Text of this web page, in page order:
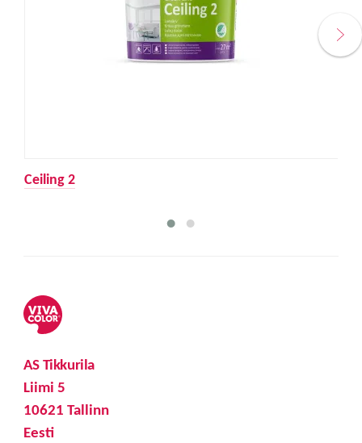
Ceiling 2
AS Tikkurila
Liimi 5
10621 Tallinn
Eesti